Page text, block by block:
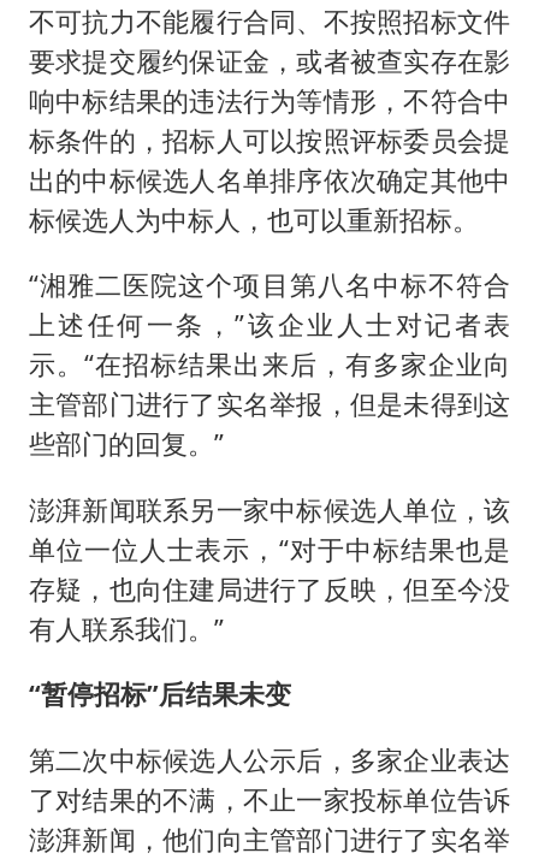
不可抗力不能履行合同、不按照招标文件
要求提交履约保证金，或者被查实存在影
响中标结果的违法行为等情形，不符合中
标条件的，招标人可以按照评标委员会提
出的中标候选人名单排序依次确定其他中
标候选人为中标人，也可以重新招标。
“湘雅二医院这个项目第八名中标不符合
上述任何一条，”该企业人士对记者表
示。“在招标结果出来后，有多家企业向
主管部门进行了实名举报，但是未得到这
些部门的回复。”
澎湃新闻联系另一家中标候选人单位，该
单位一位人士表示，“对于中标结果也是
存疑，也向住建局进行了反映，但至今没
有人联系我们。”
“暂停招标”后结果未变
第二次中标候选人公示后，多家企业表达
了对结果的不满，不止一家投标单位告诉
澎湃新闻，他们向主管部门进行了实名举